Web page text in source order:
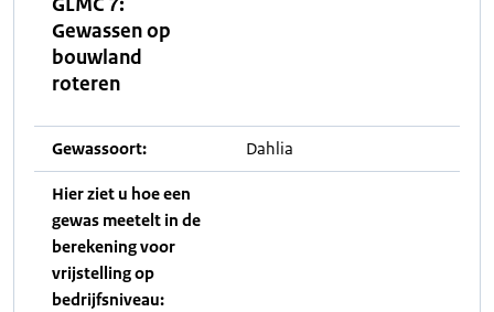
Gewassen op
bouwland
roteren
Gewassoort: Dahlia
Hier ziet u hoe een
gewas meetelt in de
berekening voor
vrijstelling op
bedrijfsniveau: